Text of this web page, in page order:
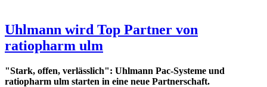
Uhlmann wird Top Partner von
ratiopharm ulm
"Stark, offen, verlässlich": Uhlmann Pac-Systeme und
ratiopharm ulm starten in eine neue Partnerschaft.